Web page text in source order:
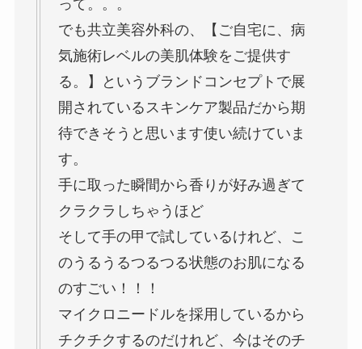
って。。。
でも共立美容外科の、【ご自宅に、病
気施術レベルの美肌体験をご提供す
る。】というブランドコンセプトで展
開されているスキンケア製品だから期
待できそうと思います使い続けていま
す。
手に取った瞬間から香りが好み過ぎて
クラクラしちゃうほど
そして手の甲で試しているけれど、こ
のうるうるつるつる状態のお肌になる
のすごい！！！
マイクロニードルを採用しているから
チクチクするのだけれど、今はそのチ